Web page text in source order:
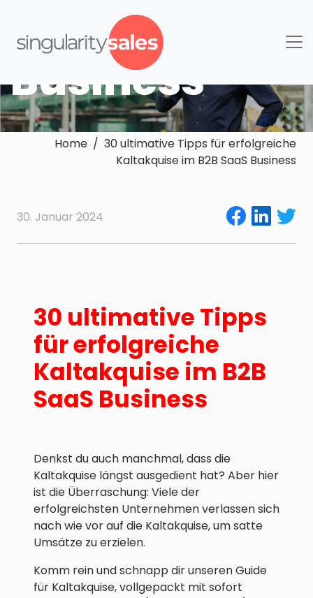
im B2B SaaS
Business
Home / 30 ultimative Tipps für erfolgreiche
Kaltakquise im B2B SaaS Business
30. Januar 2024
30 ultimative Tipps
für erfolgreiche
Kaltakquise im B2B
SaaS Business
Denkst du auch manchmal, dass die
Kaltakquise längst ausgedient hat? Aber hier
ist die Überraschung: Viele der
erfolgreichsten Unternehmen verlassen sich
nach wie vor auf die Kaltakquise, um satte
Umsätze zu erzielen.
Komm rein und schnapp dir unseren Guide
für Kaltakquise, vollgepackt mit sofort